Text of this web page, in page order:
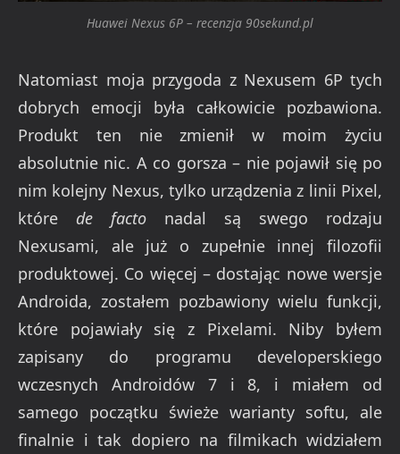
Huawei Nexus 6P – recenzja 90sekund.pl
Natomiast moja przygoda z Nexusem 6P tych
dobrych emocji była całkowicie pozbawiona.
Produkt ten nie zmienił w moim życiu
absolutnie nic. A co gorsza – nie pojawił się po
nim kolejny Nexus, tylko urządzenia z linii Pixel,
które de facto nadal są swego rodzaju
Nexusami, ale już o zupełnie innej filozofii
produktowej. Co więcej – dostając nowe wersje
Androida, zostałem pozbawiony wielu funkcji,
które pojawiały się z Pixelami. Niby byłem
zapisany do programu developerskiego
wczesnych Androidów 7 i 8, i miałem od
samego początku świeże warianty softu, ale
finalnie i tak dopiero na filmikach widziałem